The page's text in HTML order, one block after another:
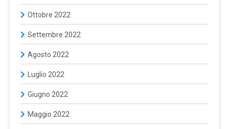
Ottobre 2022
Settembre 2022
Agosto 2022
Luglio 2022
Giugno 2022
Maggio 2022